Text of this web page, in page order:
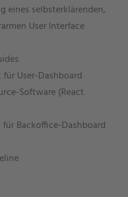
eines selbsterklärenden,
User Interface
User-Dashboard
Software (React
Backoffice-Dashboard